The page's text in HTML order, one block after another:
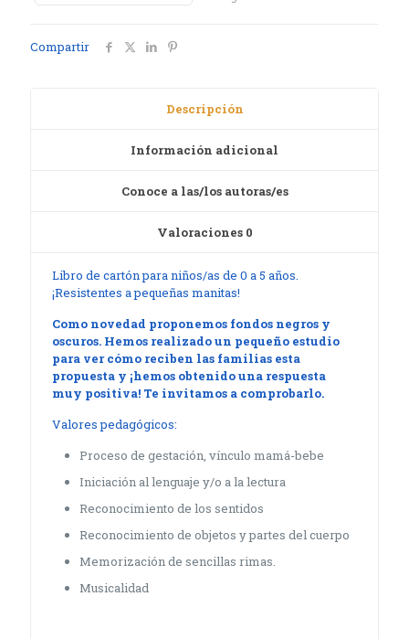
Compartir
Descripción
Información adicional
Conoce a las/los autoras/es
Valoraciones 0
Libro de cartón para niños/as de 0 a 5 años.
¡Resistentes a pequeñas manitas!
Como novedad proponemos fondos negros y
oscuros. Hemos realizado un pequeño estudio
para ver cómo reciben las familias esta
propuesta y ¡hemos obtenido una respuesta
muy positiva! Te invitamos a comprobarlo.
Valores pedagógicos:
Proceso de gestación, vínculo mamá-bebe
Iniciación al lenguaje y/o a la lectura
Reconocimiento de los sentidos
Reconocimiento de objetos y partes del cuerpo
Memorización de sencillas rimas.
Musicalidad